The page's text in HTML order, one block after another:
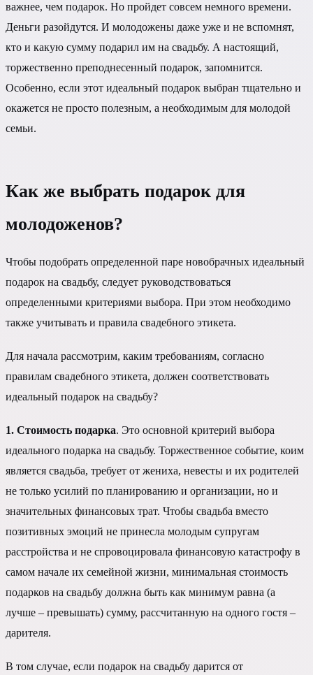
важнее, чем подарок. Но пройдет совсем немного времени.
Деньги разойдутся. И молодожены даже уже и не вспомнят,
кто и какую сумму подарил им на свадьбу. А настоящий,
торжественно преподнесенный подарок, запомнится.
Особенно, если этот идеальный подарок выбран тщательно и
окажется не просто полезным, а необходимым для молодой
семьи.
Как же выбрать подарок для
молодоженов?
Чтобы подобрать определенной паре новобрачных идеальный
подарок на свадьбу, следует руководствоваться
определенными критериями выбора. При этом необходимо
также учитывать и правила свадебного этикета.
Для начала рассмотрим, каким требованиям, согласно
правилам свадебного этикета, должен соответствовать
идеальный подарок на свадьбу?
1. Стоимость подарка. Это основной критерий выбора
идеального подарка на свадьбу. Торжественное событие, коим
является свадьба, требует от жениха, невесты и их родителей
не только усилий по планированию и организации, но и
значительных финансовых трат. Чтобы свадьба вместо
позитивных эмоций не принесла молодым супругам
расстройства и не спровоцировала финансовую катастрофу в
самом начале их семейной жизни, минимальная стоимость
подарков на свадьбу должна быть как минимум равна (а
лучше – превышать) сумму, рассчитанную на одного гостя –
дарителя.
В том случае, если подарок на свадьбу дарится от